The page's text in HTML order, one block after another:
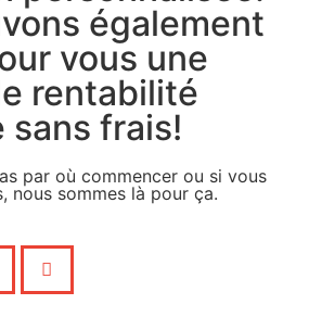
également
vous une
rentabilité
sans frais!
par où commencer ou si vous
nous sommes là pour ça.